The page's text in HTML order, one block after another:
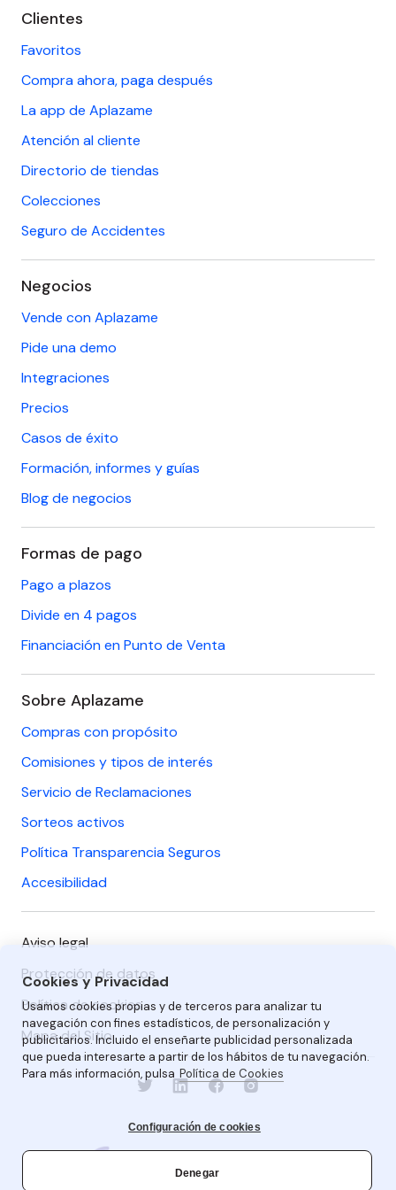
footer
Clientes
Favoritos
Compra ahora, paga después
La app de Aplazame
Atención al cliente
Directorio de tiendas
Colecciones
Seguro de Accidentes
Negocios
Vende con Aplazame
Pide una demo
Integraciones
Precios
Casos de éxito
Formación, informes y guías
Blog de negocios
Formas de pago
Pago a plazos
Divide en 4 pagos
Financiación en Punto de Venta
Sobre Aplazame
Compras con propósito
Comisiones y tipos de interés
Servicio de Reclamaciones
Sorteos activos
Política Transparencia Seguros
Accesibilidad
Aviso legal
Protección de datos
Política de cookies
Mapa del Sitio
Cookies y Privacidad
Usamos cookies propias y de terceros para analizar tu
navegación con fines estadísticos, de personalización y
publicitarios. Incluido el enseñarte publicidad personalizada
que pueda interesarte a partir de los hábitos de tu navegación.
Para más información, pulsa Política de Cookies
Configuración de cookies
Denegar